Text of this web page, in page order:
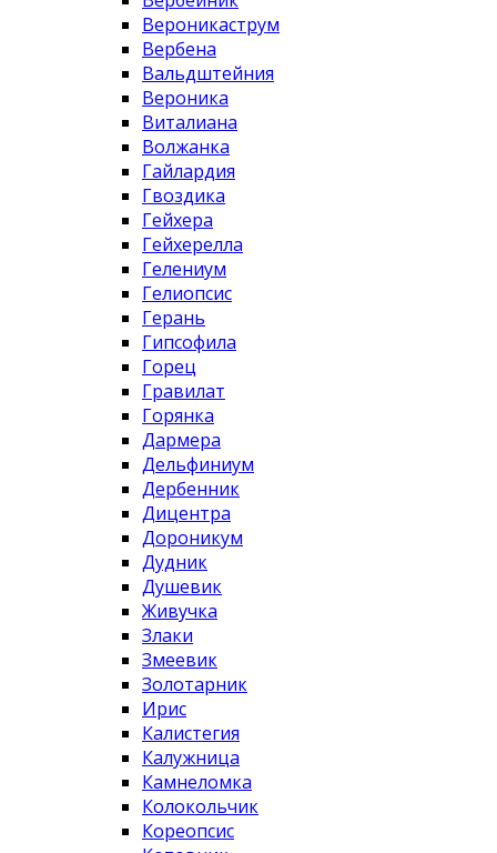
Вероникаструм
Вербена
Вальдштейния
Вероника
Виталиана
Волжанка
Гайлардия
Гвоздика
Гейхера
Гейхерелла
Гелениум
Гелиопсис
Герань
Гипсофила
Горец
Гравилат
Горянка
Дармера
Дельфиниум
Дербенник
Дицентра
Дороникум
Дудник
Душевик
Живучка
Злаки
Змеевик
Золотарник
Ирис
Калистегия
Калужница
Камнеломка
Колокольчик
Кореопсис